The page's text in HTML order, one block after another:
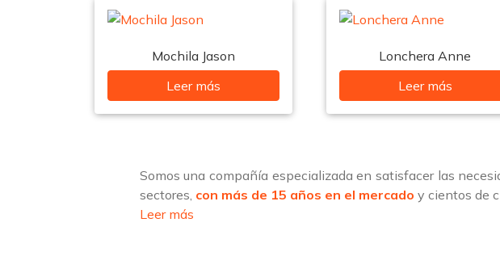
Mochila Jason
Leer más
Lonchera Anne
Leer más
Somos una compañía especializada en satisfacer las
sectores, con más de 15 años en el mercado y cientos de
Leer más